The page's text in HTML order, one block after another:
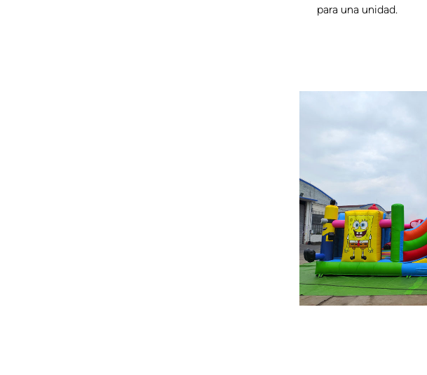
para una unidad.